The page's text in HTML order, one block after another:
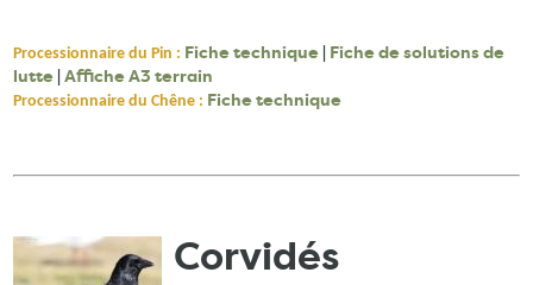
Processionnaire du Pin : Fiche technique | Fiche de solutions de
lutte |Affiche A3 terrain
Processionnaire du Chêne : Fiche technique
Corvidés